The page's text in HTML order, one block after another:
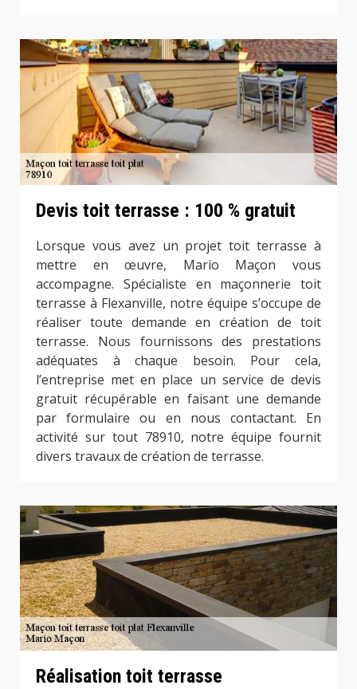
Devis toit terrasse : 100 % gratuit
Lorsque vous avez un projet toit terrasse à
mettre en œuvre, Mario Maçon vous
accompagne. Spécialiste en maçonnerie toit
terrasse à Flexanville, notre équipe s’occupe de
réaliser toute demande en création de toit
terrasse. Nous fournissons des prestations
adéquates à chaque besoin. Pour cela,
l’entreprise met en place un service de devis
gratuit récupérable en faisant une demande
par formulaire ou en nous contactant. En
activité sur tout 78910, notre équipe fournit
divers travaux de création de terrasse.
Réalisation toit terrasse